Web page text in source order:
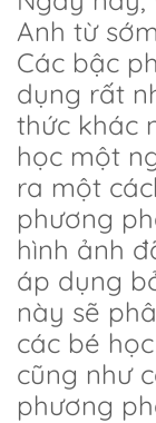
Anh từ
Các bậc
dụng rất
thức khác
học một
ra một
phương
hình ảnh
áp dụng
này sẽ
các bé
cũng như
phương